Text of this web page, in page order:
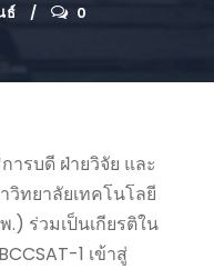
ธ์ 0
รบดี ฝ่ายวิจัย และ
ทยาลัยเทคโนโลยี
ร่วมเป็นเกียรติใน
1 เข้าสู่